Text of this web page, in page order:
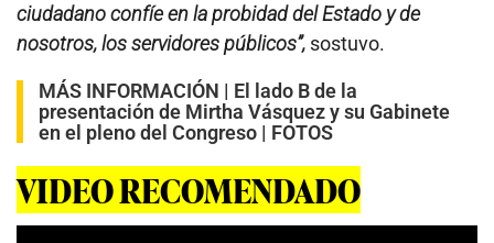
ciudadano confíe en la probidad del Estado y de
nosotros, los servidores públicos”, sostuvo.
MÁS INFORMACIÓN | El lado B de la
presentación de Mirtha Vásquez y su Gabinete
en el pleno del Congreso | FOTOS
VIDEO RECOMENDADO